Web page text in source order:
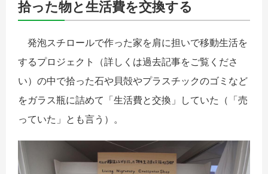
拾った物と生活費を交換する
発泡スチロールで作った家を肩に担いで移動生活を
するプロジェクト（詳しくは過去記事をご覧くださ
い）の中で拾った石や貝殻やプラスチックのゴミなど
をガラス瓶に詰めて「生活費と交換」していた（「売
っていた」とも言う）。